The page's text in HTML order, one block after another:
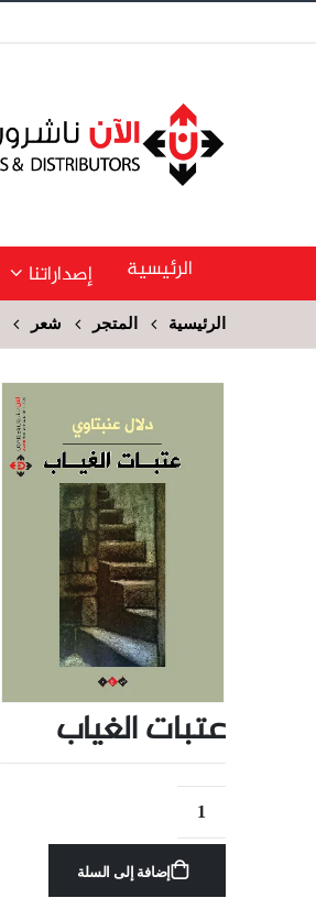
الرئيسية إصداراتنا
الرئيسية المتجر شعر
عتبات الغياب
إضافة إلى السلة